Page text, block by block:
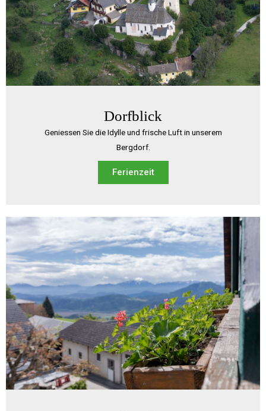
Dorfblick
Geniessen Sie die Idylle und frische Luft in unserem
Bergdorf.
Ferienzeit